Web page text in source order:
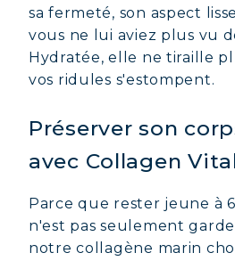
sa fermeté, son aspect
vous ne lui aviez plus vu
Hydratée, elle ne tiraille
vos ridules s'estompent.
Préserver son
avec Collagen
Parce que rester jeune à
n'est pas seulement
notre collagène marin